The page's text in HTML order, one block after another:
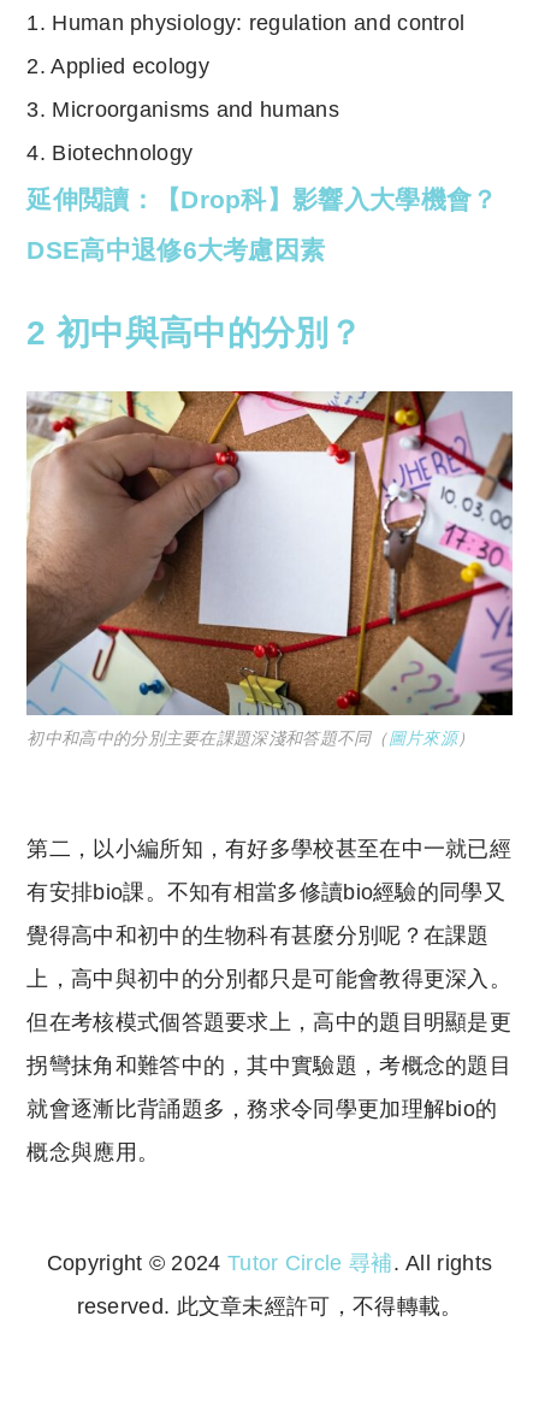
1. Human physiology: regulation and control
2. Applied ecology
3. Microorganisms and humans
4. Biotechnology
延伸閲讀：【Drop科】影響入大學機會？
DSE高中退修6大考慮因素
2 初中與高中的分別？
初中和高中的分別主要在課題深淺和答題不同（圖片來源）
第二，以小編所知，有好多學校甚至在中一就已經
有安排bio課。不知有相當多修讀bio經驗的同學又
覺得高中和初中的生物科有甚麼分別呢？在課題
上，高中與初中的分別都只是可能會教得更深入。
但在考核模式個答題要求上，高中的題目明顯是更
拐彎抹角和難答中的，其中實驗題，考概念的題目
就會逐漸比背誦題多，務求令同學更加理解bio的
概念與應用。
Copyright © 2024 Tutor Circle 尋補. All rights
reserved. 此文章未經許可，不得轉載。